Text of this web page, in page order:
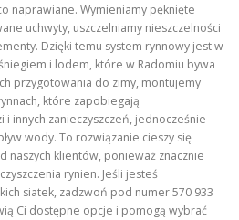
naprawiane. Wymieniamy pęknięte
uchwyty, uszczelniamy nieszczelności
Dzięki temu system rynnowy jest w
i lodem, które w Radomiu bywa
przygotowania do zimy, montujemy
które zapobiegają
i innych zanieczyszczeń, jednocześnie
wody. To rozwiązanie cieszy się
naszych klientów, ponieważ znacznie
rynien. Jeśli jesteś
siatek, zadzwoń pod numer 570 933
Ci dostępne opcje i pomogą wybrać